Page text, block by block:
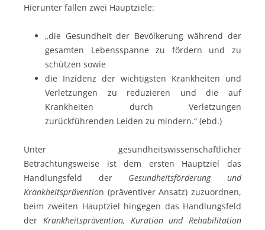
Hierunter fallen zwei Hauptziele:
„die Gesundheit der Bevölkerung während der
gesamten Lebensspanne zu fördern und zu
schützen sowie
die Inzidenz der wichtigsten Krankheiten und
Verletzungen zu reduzieren und die auf
Krankheiten durch Verletzungen
zurückführenden Leiden zu mindern.“ (ebd.)
Unter gesundheitswissenschaftlicher
Betrachtungsweise ist dem ersten Hauptziel das
Handlungsfeld der Gesundheitsförderung und
Krankheitsprävention (präventiver Ansatz) zuzuordnen,
beim zweiten Hauptziel hingegen das Handlungsfeld
der Krankheitsprävention, Kuration und Rehabilitation